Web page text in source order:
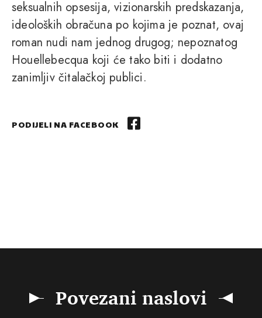
seksualnih opsesija, vizionarskih predskazanja,
ideoloških obračuna po kojima je poznat, ovaj
roman nudi nam jednog drugog; nepoznatog
Houellebecqua koji će tako biti i dodatno
zanimljiv čitalačkoj publici.
PODIJELI NA FACEBOOK
Povezani naslovi